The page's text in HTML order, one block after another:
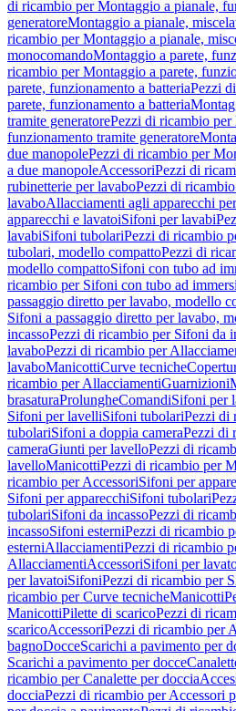
di ricambio per Montaggio a pianale,
generatoreMontaggio a pianale,
ricambio per Montaggio a pianale,
monocomandoMontaggio a parete,
ricambio per Montaggio a parete,
parete, funzionamento a batteriaPezzi
parete, funzionamento a batteria
tramite generatorePezzi di ricambio per
funzionamento tramite generatore
due manopolePezzi di ricambio per
a due manopoleAccessoriPezzi di
rubinetterie per lavaboPezzi di
lavaboAllacciamenti agli apparecchi
apparecchi e lavatoiSifoni per lavabi
lavabiSifoni tubolariPezzi di ricambio
tubolari, modello compattoPezzi di
modello compattoSifoni con tubo ad
ricambio per Sifoni con tubo ad
passaggio diretto per lavabo, modello
Sifoni a passaggio diretto per lavabo,
incassoPezzi di ricambio per Sifoni da
lavaboPezzi di ricambio per
lavaboManicottiCurve tecniche
ricambio per AllacciamentiGuarnizioni
brasaturaProlungheComandiSifoni per
Sifoni per lavelliSifoni tubolariPezzi di
tubolariSifoni a doppia cameraPezzi di
cameraGiunti per lavelloPezzi di
lavelloManicottiPezzi di ricambio per
ricambio per AccessoriSifoni per
Sifoni per apparecchiSifoni tubolari
tubolariSifoni da incassoPezzi di
incassoSifoni esterniPezzi di ricambio
esterniAllacciamentiPezzi di ricambio
AllacciamentiAccessoriSifoni per
per lavatoiSifoniPezzi di ricambio per
ricambio per Curve tecnicheManicotti
ManicottiPilette di scaricoPezzi di
scaricoAccessoriPezzi di ricambio per
bagnoDocceScarichi a pavimento per
Scarichi a pavimento per docce
ricambio per Canalette per doccia
docciaPezzi di ricambio per Accessori